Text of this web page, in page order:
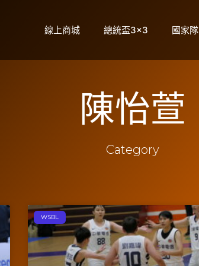
線上商城 總統盃3×3 國家隊
陳怡萱
Category
WSBL